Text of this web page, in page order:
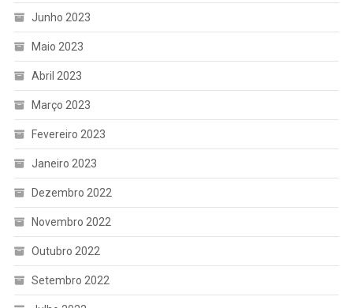
Junho 2023
Maio 2023
Abril 2023
Março 2023
Fevereiro 2023
Janeiro 2023
Dezembro 2022
Novembro 2022
Outubro 2022
Setembro 2022